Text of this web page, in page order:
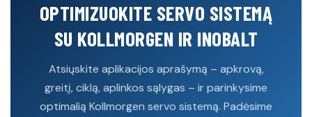
OPTIMIZUOKITE SERVO SISTEMĄ
SU KOLLMORGEN IR INOBALT
Atsiųskite aplikacijos aprašymą – apkrovą,
greitį, ciklą, aplinkos sąlygas – ir parinkysime
optimalią Kollmorgen servo sistemą. Padėsime